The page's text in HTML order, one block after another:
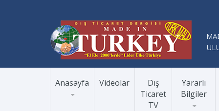
Anasayfa Videolar
Dış
Ticaret
TV
Yararlı
Bilgiler